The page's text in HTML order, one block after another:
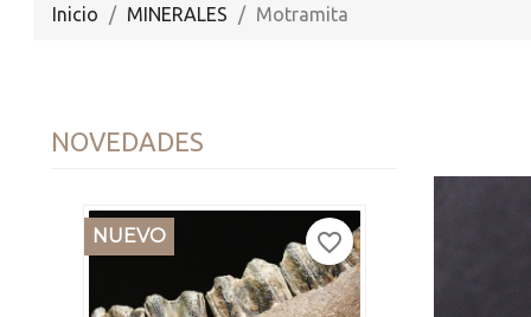
Inicio MINERALES Motramita
NOVEDADES
NUEVO favorite_border